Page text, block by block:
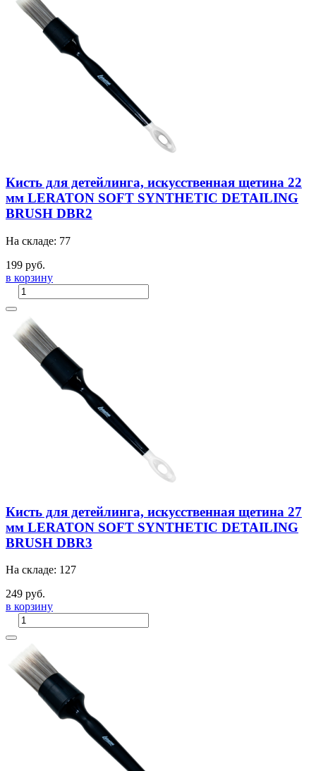
Кисть для детейлинга, искусственная щетина 22
мм LERATON SOFT SYNTHETIC DETAILING
BRUSH DBR2
На складе: 77
199 руб.
в корзину
Кисть для детейлинга, искусственная щетина 27
мм LERATON SOFT SYNTHETIC DETAILING
BRUSH DBR3
На складе: 127
249 руб.
в корзину